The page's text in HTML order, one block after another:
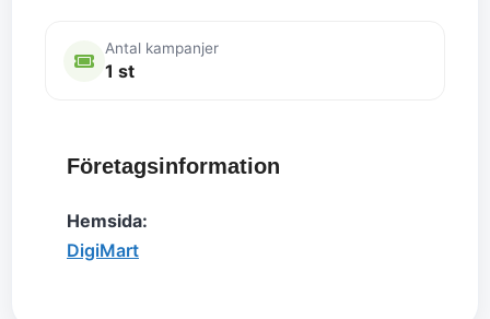
Antal kampanjer
1 st
Företagsinformation
Hemsida:
DigiMart